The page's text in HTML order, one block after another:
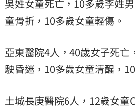
吳姓女童死亡，10多歲李姓
童骨折，10多歲女童輕傷。
亞東醫院4人，40歲女子死亡
駛昏迷，10多歲女童清醒，
土城長庚醫院6人，12歲女童